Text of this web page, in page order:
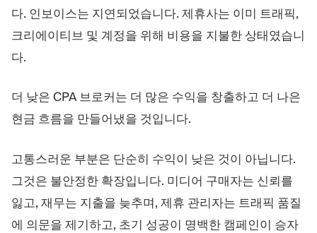
다. 인보이스는 지연되었습니다. 제휴사는 이미 트래픽,
크리에이티브 및 계정을 위해 비용을 지불한 상태였습니
다.
더 낮은 CPA 브로커는 더 많은 수익을 창출하고 더 나은
현금 흐름을 만들어냈을 것입니다.
고통스러운 부분은 단순히 수익이 낮은 것이 아닙니다.
그것은 불안정한 확장입니다. 미디어 구매자는 신뢰를
잃고, 재무는 지출을 늦추며, 제휴 관리자는 트래픽 품질
에 의문을 제기하고, 초기 성공이 명백한 캠페인이 승자